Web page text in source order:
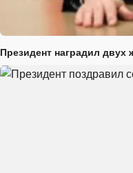
Президент наградил двух